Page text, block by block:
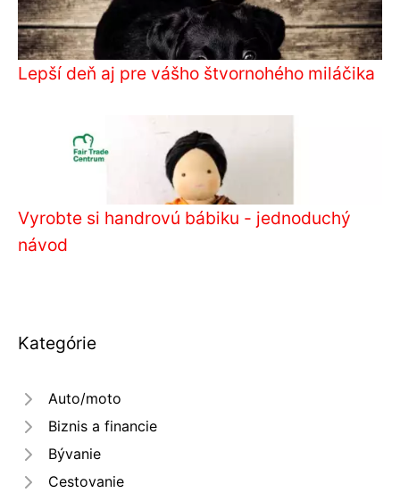
Lepší deň aj pre vášho štvornohého miláčika
Vyrobte si handrovú bábiku - jednoduchý
návod
Kategórie
Auto/moto
Biznis a financie
Bývanie
Cestovanie